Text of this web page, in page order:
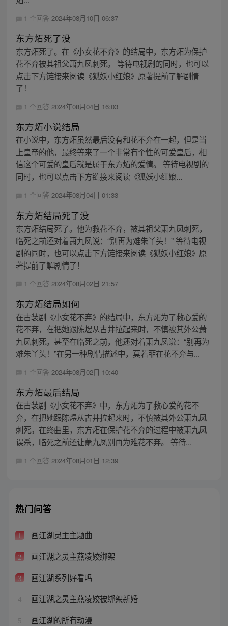
1 个回答 2024年08月10日 06:37
东方炻死了没
东方炻死了。在《小女花不弃》的结局中，东方炻为保护
花不弃被其祖父萧九凤刺死。 等待电视剧的同时，也可以
点击下方链接来阅读《狐妖小红娘》原著提前了解剧情
了！
1 个回答 2024年08月04日 16:03
东方炻小说结局
在小说中，东方炻虽然最后没有和花不弃在一起，但是当
上皇帝的他，最终等来了一个非常有个性的可爱皇后，相
信这个可爱的皇后就是属于东方炻的爱情。 等待电视剧的
同时，也可以点击下方链接来阅读《狐妖小红娘...
1 个回答 2024年08月04日 01:33
东方炻结局死了没
东方炻结局死了。他为救花不弃，被其祖父萧九凤刺死，
临死之前还对着萧九凤说：“别再为难朱丫头！” 等待电视
剧的同时，也可以点击下方链接来阅读《狐妖小红娘》原
著提前了解剧情了！
1 个回答 2024年08月02日 21:57
东方炻结局如何
在古装剧《小女花不弃》的结局中，东方炻为了救心爱的
花不弃，在把她跟陈煜从古井拉起来时，不慎被其外公萧
九凤刺死。甚至在临死之前，他还对着萧九凤说：“别再为
难朱丫头！”在另一种剧情描述中，莫若菲在花不弃与...
1 个回答 2024年08月02日 10:40
东方炻最后结局
在古装剧《小女花不弃》中，东方炻为了救心爱的花不
弃，在把她跟陈煜从古井拉起来时，不慎被其外公萧九凤
刺死。在终曲里，东方炻在保护花不弃的过程中被萧九凤
误杀，临死之前还让萧九凤别再为难花不弃。 等待...
1 个回答 2024年08月01日 12:39
热门问答
1 画江湖灵主主题曲
2 画江湖之灵主燕凌姣绑架
3 画江湖系列好看吗
4 画江湖之灵主燕凌姣被绑架新婚
5 画江湖的所有动漫